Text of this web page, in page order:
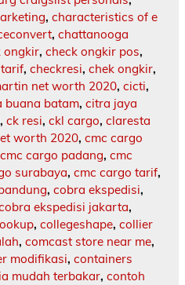
, characteristics of e
, chattanooga
ongkir, check ongkir pos,
, checkresi, chek ongkir,
net worth 2020, cicti,
buana batam, citra jaya
, ck resi, ckl cargo, claresta
worth 2020, cmc cargo
cmc cargo padang, cmc
surabaya, cmc cargo tarif,
, cobra ekspedisi,
ekspedisi jakarta,
, collegeshape, collier
, comcast store near me,
modifikasi, containers
mudah terbakar, contoh